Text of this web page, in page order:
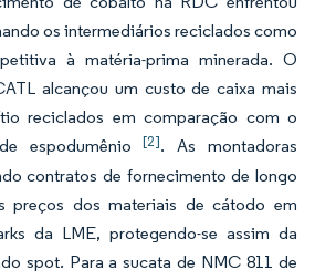
os intermediários reciclados como
à matéria-prima minerada. O
alcançou um custo de caixa mais
reciclados em comparação com o
espodumênio[2]. As montadoras
contratos de fornecimento de longo
preços dos materiais de cátodo em
da LME, protegendo-se assim da
spot. Para a sucata de NMC 811 de